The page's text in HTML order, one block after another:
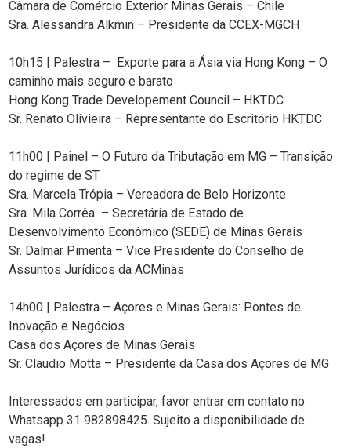
Câmara de Comércio Exterior Minas Gerais – Chile
Sra. Alessandra Alkmin – Presidente da CCEX-MGCH
10h15 | Palestra – Exporte para a Ásia via Hong Kong – O
caminho mais seguro e barato
Hong Kong Trade Developement Council – HKTDC
Sr. Renato Olivieira – Representante do Escritório HKTDC
11h00 | Painel – O Futuro da Tributação em MG – Transição
do regime de ST
Sra. Marcela Trópia – Vereadora de Belo Horizonte
Sra. Mila Corrêa – Secretária de Estado de
Desenvolvimento Econômico (SEDE) de Minas Gerais
Sr. Dalmar Pimenta – Vice Presidente do Conselho de
Assuntos Jurídicos da ACMinas
14h00 | Palestra – Açores e Minas Gerais: Pontes de
Inovação e Negócios
Casa dos Açores de Minas Gerais
Sr. Claudio Motta – Presidente da Casa dos Açores de MG
Interessados em participar, favor entrar em contato no
Whatsapp 31 982898425. Sujeito a disponibilidade de
vagas!